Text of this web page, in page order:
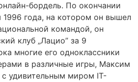
бордель. По окончании
1996 года, на котором он вышел
командой, он
клуб „Лацио” за 9
многие его одноклассники
в различные игры, Максим
с удивительным миром IT-